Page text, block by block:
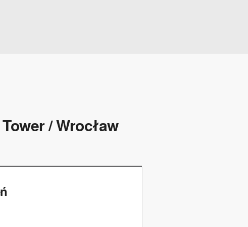
/ Wrocław​